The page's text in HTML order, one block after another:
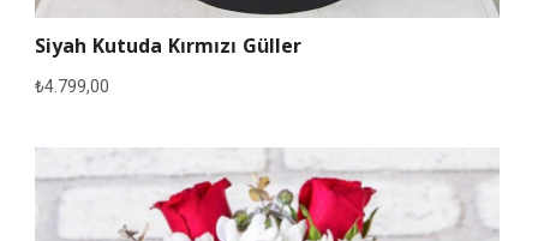
Siyah Kutuda Kırmızı Güller
₺4.799,00